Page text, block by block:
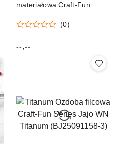
materiałowa Craft-Fun
srebrne Titanum (SY-007)
(0)
Cena:
--,--